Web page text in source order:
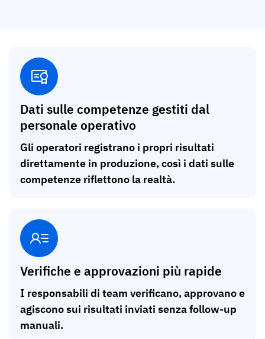
Dati sulle competenze gestiti dal
personale operativo
Gli operatori registrano i propri risultati
direttamente in produzione, così i dati sulle
competenze riflettono la realtà.
Verifiche e approvazioni più rapide
I responsabili di team verificano, approvano e
agiscono sui risultati inviati senza follow-up
manuali.